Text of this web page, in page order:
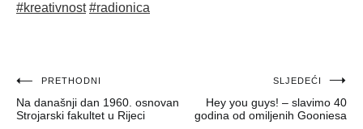
#kreativnost #radionica
Navigacija
objava
PRETHODNI
Na današnji dan 1960. osnovan
Strojarski fakultet u Rijeci
SLJEDEĆI
Hey you guys! – slavimo 40
godina od omiljenih Gooniesa